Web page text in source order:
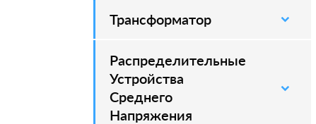
Трансформатор
Распределительные
Устройства
Среднего
Напряжения
–